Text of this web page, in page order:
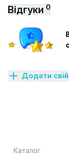
Відгуки 0
Додати свій
Каталог